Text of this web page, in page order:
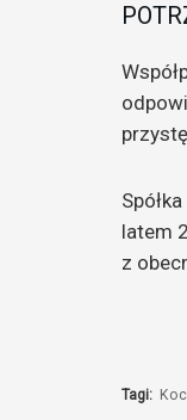
latem
z
Tagi: